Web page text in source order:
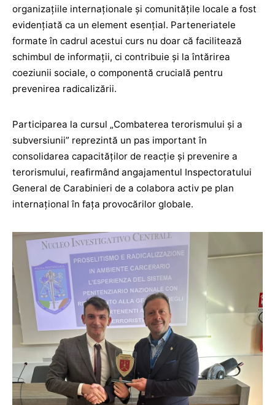
organizațiile internaționale și comunitățile locale a fost
evidențiată ca un element esențial. Parteneriatele
formate în cadrul acestui curs nu doar că facilitează
schimbul de informații, ci contribuie și la întărirea
coeziunii sociale, o componentă crucială pentru
prevenirea radicalizării.
Participarea la cursul „Combaterea terorismului și a
subversiunii” reprezintă un pas important în
consolidarea capacităților de reacție și prevenire a
terorismului, reafirmând angajamentul Inspectoratului
General de Carabinieri de a colabora activ pe plan
internațional în fața provocărilor globale.